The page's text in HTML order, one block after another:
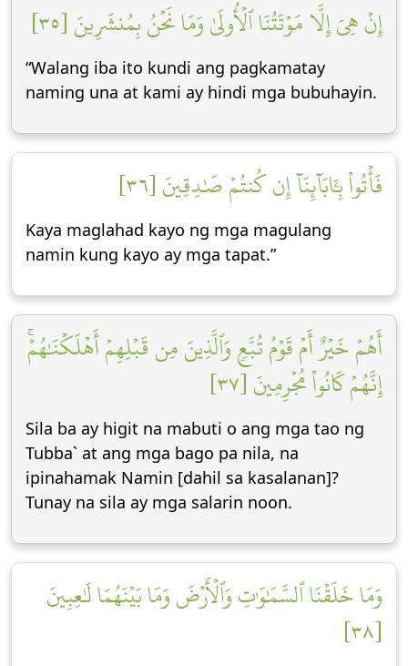
إِنۡ هِيَ إِلَّا مَوۡتَتُنَا ٱلۡأُولَىٰ وَمَا نَحۡنُ بِمُنشَرِينَ [٣٥]
“Walang iba ito kundi ang pagkamatay
naming una at kami ay hindi mga bubuhayin.
فَأۡتُواْ بِـَٔابَآئِنَآ إِن كُنتُمۡ صَٰدِقِينَ [٣٦]
Kaya maglahad kayo ng mga magulang
namin kung kayo ay mga tapat.”
أَهُمۡ خَيۡرٌ أَمۡ قَوۡمُ تُبَّعٖ وَٱلَّذِينَ مِن قَبۡلِهِمۡ أَهۡلَكۡنَٰهُمۡۚ
إِنَّهُمۡ كَانُواْ مُجۡرِمِينَ [٣٧]
Sila ba ay higit na mabuti o ang mga tao ng
Tubba` at ang mga bago pa nila, na
ipinahamak Namin [dahil sa kasalanan]?
Tunay na sila ay mga salarin noon.
وَمَا خَلَقۡنَا ٱلسَّمَٰوَٰتِ وَٱلۡأَرۡضَ وَمَا بَيۡنَهُمَا لَٰعِبِينَ
[٣٨]